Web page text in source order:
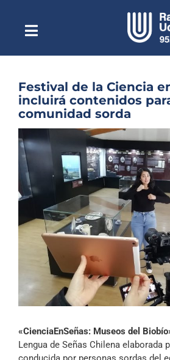
contenidoToggle
NavigationEscuchar Radio UdeC
Quiénes
Podcast
Noticias
Reportajes
Columnas
Música
Especiales
Archivo
Festival de la Ciencia
incluirá contenidos
comunidad sorda
imagen
más
grande
«CienciaEnSeñas: Museos del
Lengua de Señas Chilena elaborada